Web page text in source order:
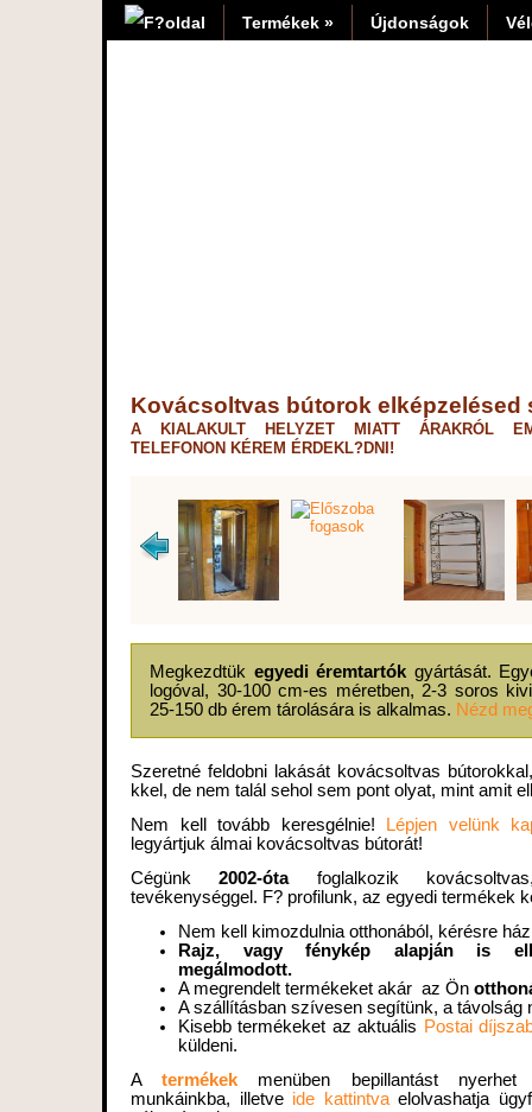
Termékek » Újdonságok
Kovácsoltvas bútorok elképzelésed
A KIALAKULT HELYZET MIATT ÁRAKRÓL
TELEFONON KÉREM ÉRDEKL?DNI!
Megkezdtük egyedi éremtartók gyártását.
logóval, 30-100 cm-es méretben, 2-3 soros
25-150 db érem tárolására is alkalmas. Nézd
Szeretné feldobni lakását kovácsoltvas
kkel, de nem talál sehol sem pont olyat, mint amit
Nem kell tovább keresgélnie!
Lépjen velünk
legyártjuk álmai kovácsoltvas bútorát!
Cégünk2002-ótafoglalkozik
tevékenységgel. F? profilunk, az egyedi termékek
Nem kell kimozdulnia otthonából, kérésre
Rajz, vagy fénykép alapján is
megálmodott.
A megrendelt termékeket akár az Ön
A szállításban szívesen segítünk, a távolság
Kisebb termékeket az aktuális Postai
küldeni.
Atermékek menüben bepillantást nyerhet
munkáinkba, illetve ide kattintvaelolvashatja